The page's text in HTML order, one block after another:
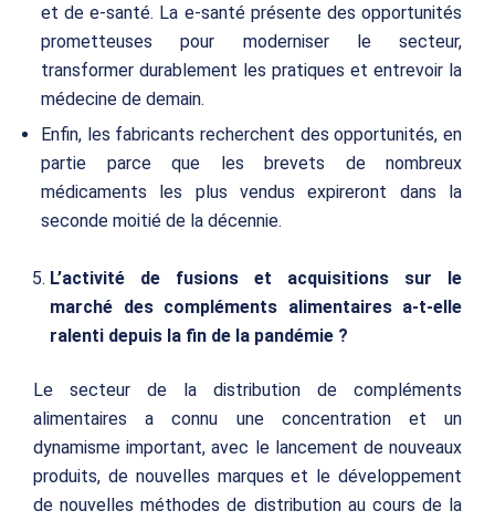
et de e-santé. La e-santé présente des opportunités
prometteuses pour moderniser le secteur,
transformer durablement les pratiques et entrevoir la
médecine de demain.
Enfin, les fabricants recherchent des opportunités, en
partie parce que les brevets de nombreux
médicaments les plus vendus expireront dans la
seconde moitié de la décennie.
L’activité de fusions et acquisitions sur le
marché des compléments alimentaires a-t-elle
ralenti depuis la fin de la pandémie ?
Le secteur de la distribution de compléments
alimentaires a connu une concentration et un
dynamisme important, avec le lancement de nouveaux
produits, de nouvelles marques et le développement
de nouvelles méthodes de distribution au cours de la